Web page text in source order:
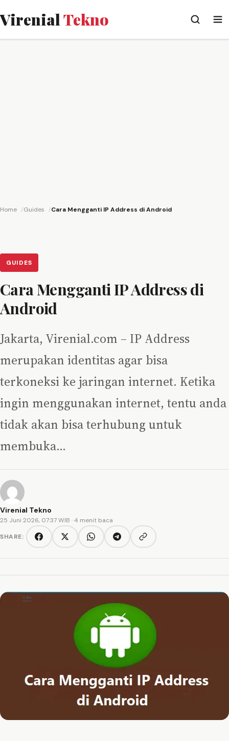
VirenialTekno
Home Guides Cara Mengganti IP Address di Android
GUIDES
Cara Mengganti IP Address di
Android
Jakarta, Virenial.com – IP Address
merupakan identitas agar bisa
terkoneksi ke jaringan internet. Ketika
ingin menggunakan internet, tentu anda
tidak akan bisa terhubung untuk
membuka…
Virenial Tekno
25 Juni 2026, 07:37 WIB · 4 menit baca
SHARE:
FacebookTwitter/XWhatsAppTelegramCopy link